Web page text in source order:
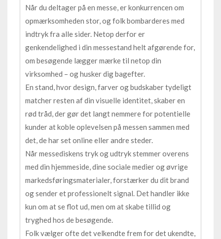
Når du deltager på en messe, er konkurrencen om
opmærksomheden stor, og folk bombarderes med
indtryk fra alle sider. Netop derfor er
genkendelighed i din messestand helt afgørende for,
om besøgende lægger mærke til netop din
virksomhed – og husker dig bagefter.
En stand, hvor design, farver og budskaber tydeligt
matcher resten af din visuelle identitet, skaber en
rød tråd, der gør det langt nemmere for potentielle
kunder at koble oplevelsen på messen sammen med
det, de har set online eller andre steder.
Når messediskens tryk og udtryk stemmer overens
med din hjemmeside, dine sociale medier og øvrige
markedsføringsmaterialer, forstærker du dit brand
og sender et professionelt signal. Det handler ikke
kun om at se flot ud, men om at skabe tillid og
tryghed hos de besøgende.
Folk vælger ofte det velkendte frem for det ukendte,